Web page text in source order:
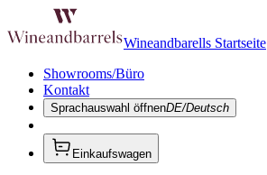
Wineandbarells Startseite
Showrooms/Büro
Kontakt
Sprachauswahl öffnenDE/Deutsch
Einkaufswagen